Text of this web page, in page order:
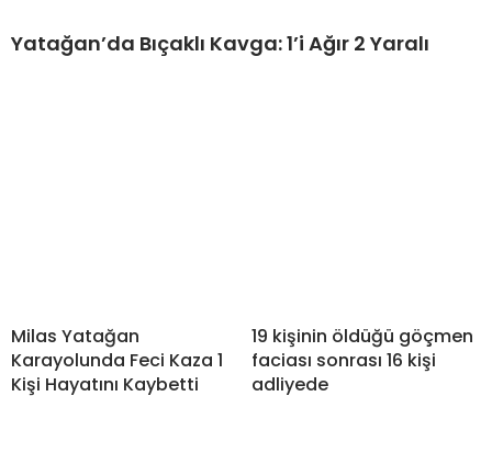
Yatağan’da Bıçaklı Kavga: 1’i Ağır 2 Yaralı
Milas Yatağan
Karayolunda Feci Kaza 1
Kişi Hayatını Kaybetti
19 kişinin öldüğü göçmen
faciası sonrası 16 kişi
adliyede